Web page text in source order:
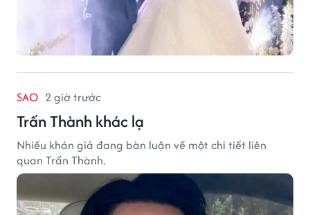
SAO 2 giờ trước
Trấn Thành khác lạ
Nhiều khán giả đang bàn luận về một chi tiết liên
quan Trấn Thành.